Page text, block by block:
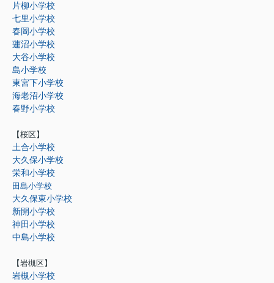
片柳小学校
七里小学校
春岡小学校
蓮沼小学校
大谷小学校
島小学校
東宮下小学校
海老沼小学校
春野小学校
【桜区】
土合小学校
大久保小学校
栄和小学校
田島小学校
大久保東小学校
新開小学校
神田小学校
中島小学校
【岩槻区】
岩槻小学校